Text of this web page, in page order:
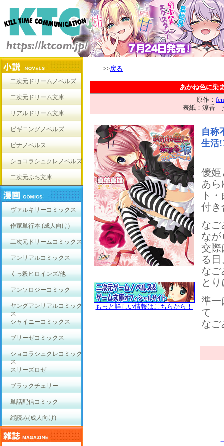
二次元ドリームノベルズ
二次元ドリーム文庫
リアルドリーム文庫
ビギニングノベルズ
ピナノベルス
ショコラシュクレノベルズ
二次元ぷち文庫
ヴァルキリーコミックス
作家単行本 (成人向け)
二次元ドリームコミックス
アンリアルコミックス
くっ殺ヒロインズ/他
アンソロジーコミック
ヤングアンリアルコミック
ス
シャイニーコミックス
ブリーゼコミックス
ショコラシュクレコミック
ス
スリーズロゼ
ブラックチェリー
単話配信コミック
縦読み(成人向け)
>>戻る
あかね色に染
原作：
表紙：涼香
もっと詳しい情報はこちらから！
自称
生活
優姫
あ
ト
付き
な
なが
交
る日
な
と
準一
て
な